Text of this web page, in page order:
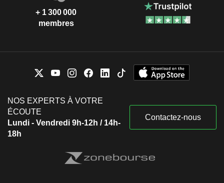
+ 1 300 000
membres
NOS EXPERTS À VOTRE
ÉCOUTE
Lundi - Vendredi 9h-12h / 14h-
18h
Contactez-nous